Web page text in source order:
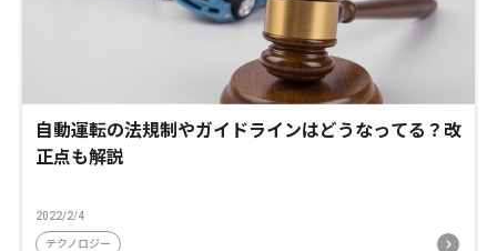
自動運転の法規制やガイドラインはどうなってる？改
正点も解説
2022/2/4
テクノロジー